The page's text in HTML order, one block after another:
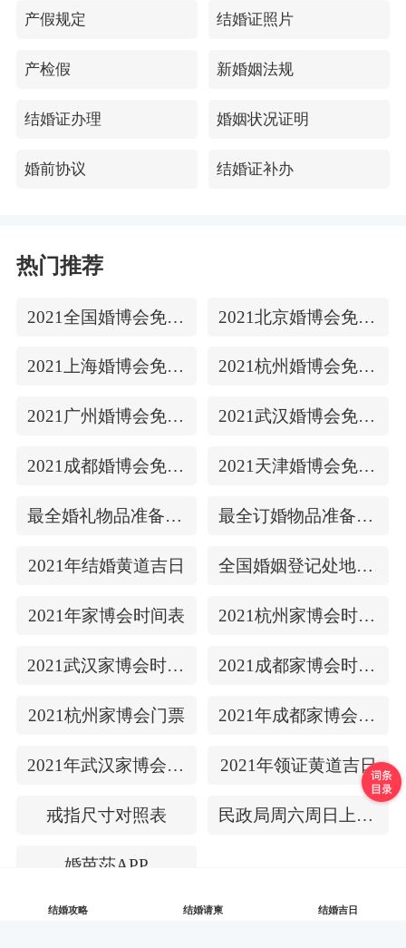
同时，婚姻登记管理机关对当事人的复婚申请，
书》和结婚证上注明恢复结婚字样，同时收回离
复夫妻关系。&nbsp;复婚手续费用，一般是两人
在准备相关手续时可能要花一些钱。比如说，要
照相馆去...
产假规定 结婚证照片
产检假 新婚姻法规
结婚证办理 婚姻状况证明
婚前协议 结婚证补办
热门推荐
2021全国婚博会免费门票 2021北京婚博会免费门票
2021上海婚博会免费门票 2021杭州婚博会免费门票
2021广州婚博会免费门票 2021武汉婚博会免费门票
2021成都婚博会免费门票 2021天津婚博会免费门票
最全婚礼物品准备清单 最全订婚物品准备清单
2021年结婚黄道吉日 全国婚姻登记处地址/上下时间
2021年家博会时间表 2021杭州家博会时间表
2021武汉家博会时间表 2021成都家博会时间表
2021杭州家博会门票 2021年成都家博会门票
2021年武汉家博会门票 2021年领证黄道吉日
戒指尺寸对照表 民政局周六周日上班吗
婚芭莎APP
结婚攻略 结婚请柬 结婚吉日